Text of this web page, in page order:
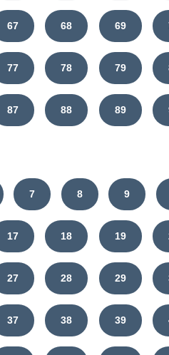
67 68 69
77 78 79
87 88 89
7 8 9
17 18 19
27 28 29
37 38 39